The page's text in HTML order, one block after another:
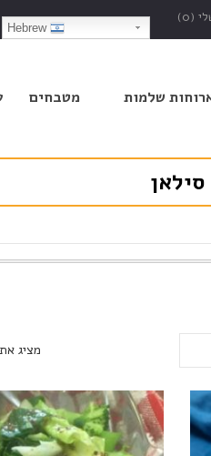
Hebrew
(0)
שלמות מטבחים
סילאן
מציג את כל 3